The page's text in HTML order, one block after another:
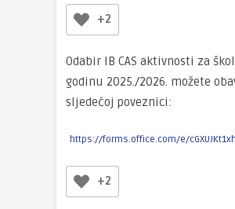
+2
Odabir IB CAS aktivnosti za
godinu 2025./2026. možete
sljedećoj poveznici:
https://forms.office.com/e/cGXUJKt1xh
+2